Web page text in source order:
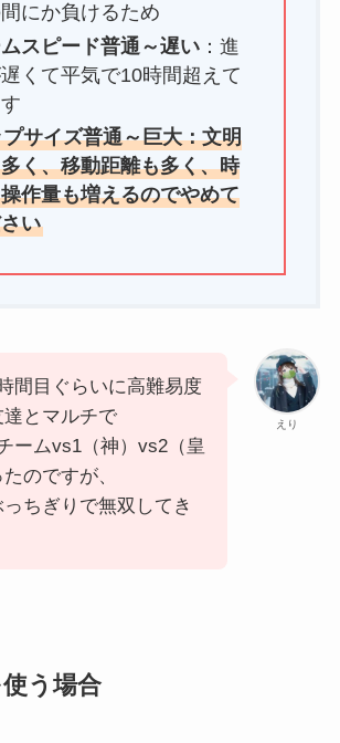
にか負けるため
スピード普通～遅い：進
くて平気で10時間超えて
サイズ普通～巨大：文明
く、移動距離も多く、時
作量も増えるのでやめて
い
えり
間目ぐらいに高難易度
とマルチで
ームvs1（神）vs2（皇
のですが、
ちぎりで無双してき
う場合